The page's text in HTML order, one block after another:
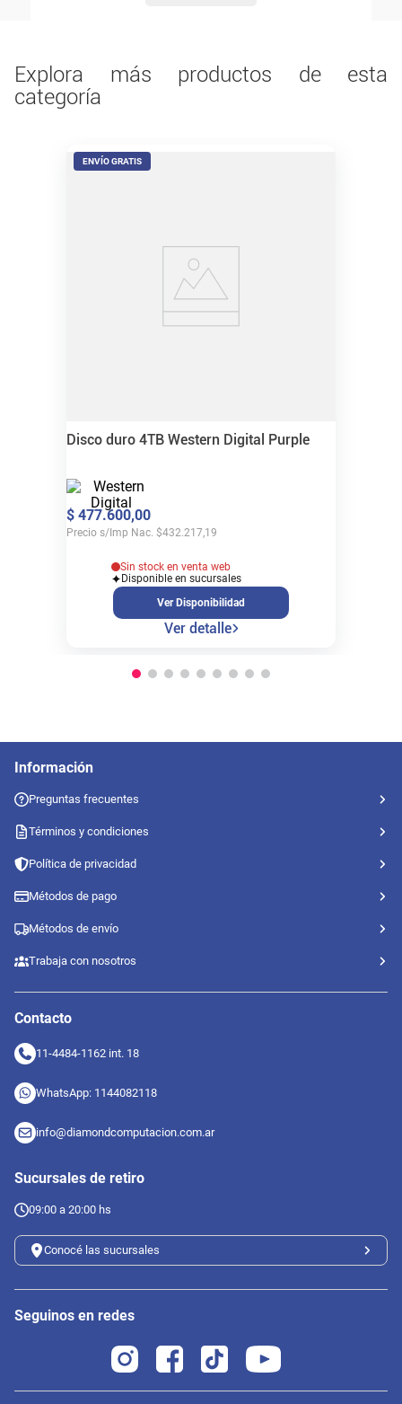
aprovechar las características propias de este
modelo.
Explora más productos de esta
categoría
ENVÍO GRATIS
Disco duro 4TB Western Digital Purple
$ 477.600,00
Precio s/Imp Nac. $432.217,19
Sin stock en venta web
Disponible en sucursales
Ver Disponibilidad
Ver detalle
Información
Preguntas frecuentes
Términos y condiciones
Política de privacidad
Métodos de pago
Métodos de envío
Trabaja con nosotros
Contacto
11-4484-1162 int. 18
WhatsApp: 1144082118
info@diamondcomputacion.com.ar
Sucursales de retiro
09:00 a 20:00 hs
Conocé las sucursales
Seguinos en redes